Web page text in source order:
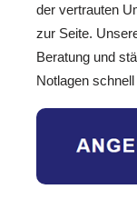
der vertrauten
zur Seite.
Beratung und
Notlagen